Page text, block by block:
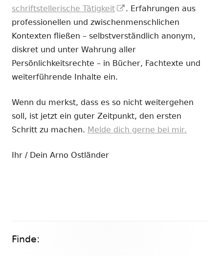
schriftstellerische Tätigkeit
In
neuem
Fenster
öffnen
. Erfahrungen aus
professionellen und zwischenmenschlichen
Kontexten fließen – selbstverständlich anonym,
diskret und unter Wahrung aller
Persönlichkeitsrechte – in Bücher, Fachtexte und
weiterführende Inhalte ein.
Wenn du merkst, dass es so nicht weitergehen
soll, ist jetzt ein guter Zeitpunkt, den ersten
Schritt zu machen. Melde dich gerne bei mir.
Ihr / Dein Arno Ostländer
Haupt-
Finde: